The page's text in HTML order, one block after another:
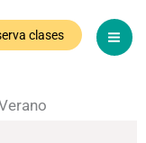
clases
-